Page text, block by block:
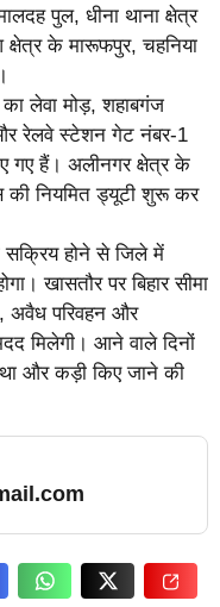
पुल, धीना थाना क्षेत्र
के मारूफपुर, चहनिया
लेवा मोड़, शहाबगंज
रेलवे स्टेशन गेट नंबर-1
गए हैं। अलीनगर क्षेत्र के
की नियमित ड्यूटी शुरू कर
सक्रिय होने से जिले में
खासतौर पर बिहार सीमा
अवैध परिवहन और
मिलेगी। आने वाले दिनों
और कड़ी किए जाने की
… Read More